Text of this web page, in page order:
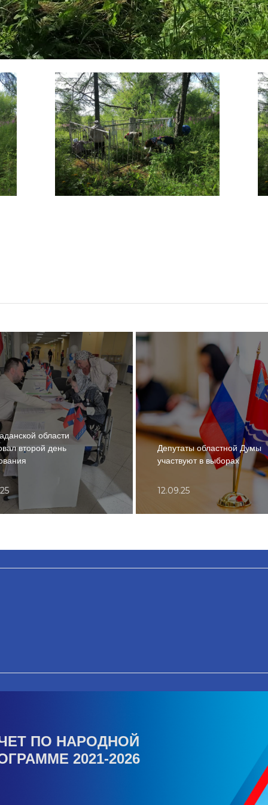
области
второй день
Депутаты областной Думы
участвуют в выборах
12.09.25
ПО НАРОДНОЙ
2021-2026